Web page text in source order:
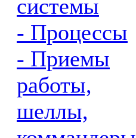
системы
- Процессы
- Приемы
работы,
шеллы,